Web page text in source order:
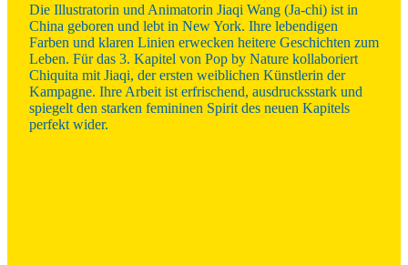
Die Illustratorin und Animatorin Jiaqi Wang (Ja-chi) ist in
China geboren und lebt in New York. Ihre lebendigen
Farben und klaren Linien erwecken heitere Geschichten zum
Leben. Für das 3. Kapitel von Pop by Nature kollaboriert
Chiquita mit Jiaqi, der ersten weiblichen Künstlerin der
Kampagne. Ihre Arbeit ist erfrischend, ausdrucksstark und
spiegelt den starken femininen Spirit des neuen Kapitels
perfekt wider.